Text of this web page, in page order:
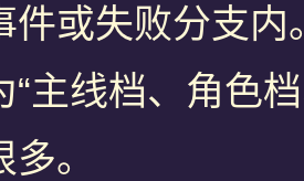
件或失败分支
“主线档、角色
。